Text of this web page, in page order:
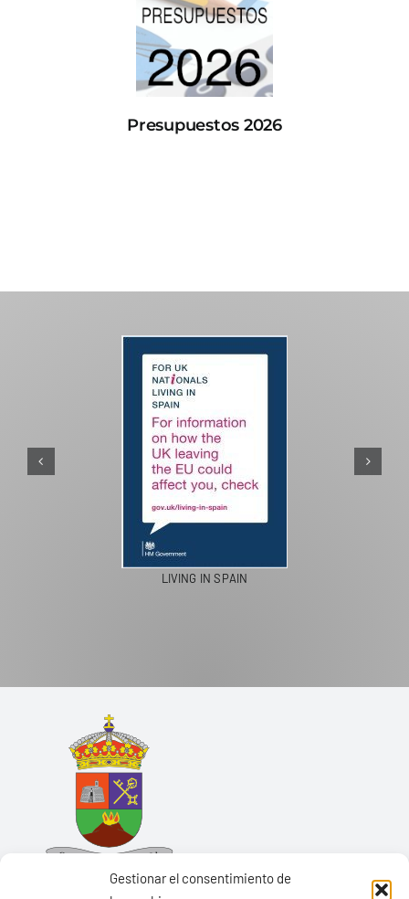
Gestionar el consentimiento de
Presupuestos 2026
LIVING IN SPAIN